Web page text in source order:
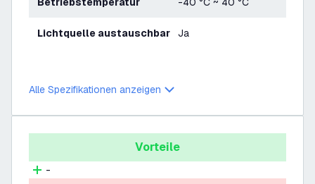
Lichtquelle austauschbar Ja
Alle Spezifikationen anzeigen
Vorteile
-